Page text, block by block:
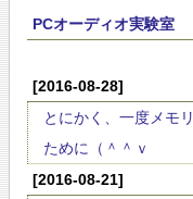
PCオーディオ実験室
[2016-08-28]
とにかく、一度メモ
ために（＾＾ｖ
[2016-08-21]